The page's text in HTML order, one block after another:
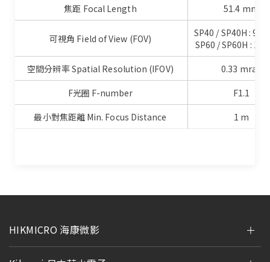
焦距 Focal Length 51.4 mm
可視角 Field of View (FOV)
SP40 / SP40H : 9°
SP60 / SP60H :
空間分辨率 Spatial Resolution (IFOV)
0.33 mrad
F光圈 F-number
F1.1
最小對焦距離 Min. Focus Distance
1 m
HIKMICRO 海康微影